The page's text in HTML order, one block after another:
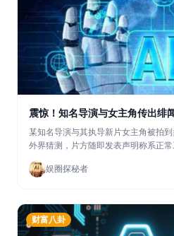
震惊！知名导演与女主角传出绯
某知名导演与其执导新片女主角被拍
外界猜测，片方随即发表声明称系正常
娱圈探秘者
财富八卦